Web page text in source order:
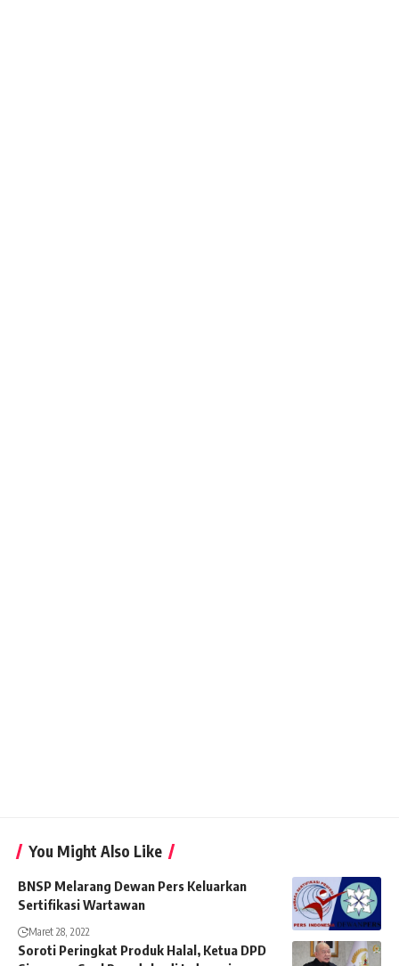
You Might Also Like
BNSP Melarang Dewan Pers Keluarkan
Sertifikasi Wartawan
Maret 28, 2022
Soroti Peringkat Produk Halal, Ketua DPD